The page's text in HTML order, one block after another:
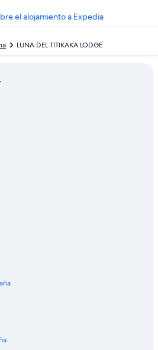
el alojamiento a Expedia
LUNA DEL TITIKAKA LODGE